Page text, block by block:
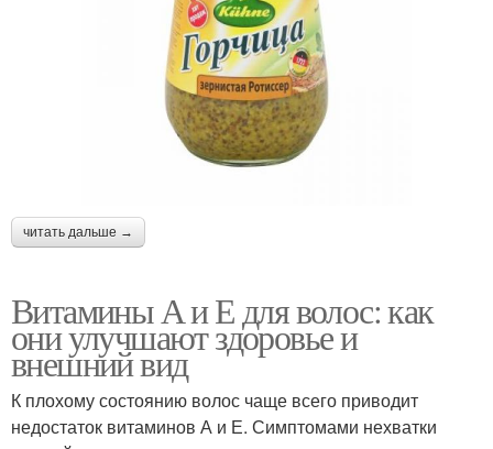
читать дальше →
Витамины А и Е для волос: как
они улучшают здоровье и
внешний вид
К плохому состоянию волос чаще всего приводит
недостаток витаминов А и Е. Симптомами нехватки